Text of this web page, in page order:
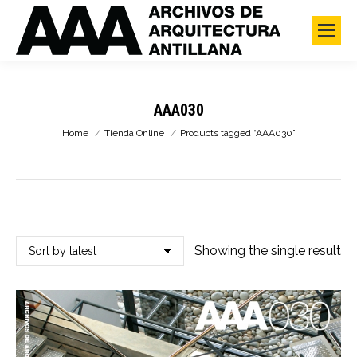
AAA030
You are here:
Home Tienda Online Products tagged “AAA030”
Showing the single result